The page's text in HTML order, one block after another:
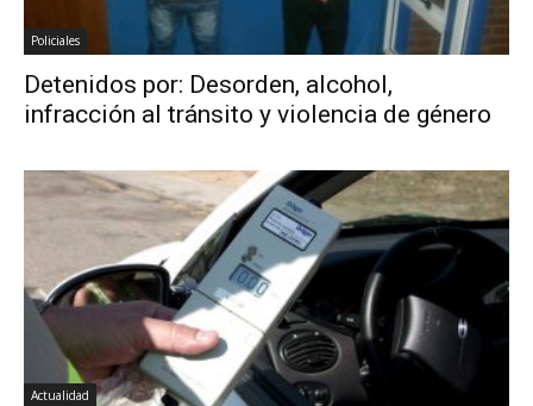
Policiales
Detenidos por: Desorden, alcohol,
infracción al tránsito y violencia de género
Actualidad